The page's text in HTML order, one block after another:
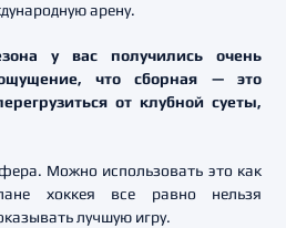
арену.
у вас получились очень
что сборная — это
от клубной суеты,
Можно использовать это как
хоккея все равно нельзя
лучшую игру.